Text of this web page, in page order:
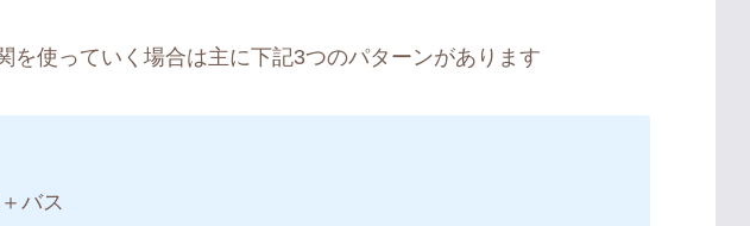
を使っていく場合は主に下記3つのパターンがあります
バス